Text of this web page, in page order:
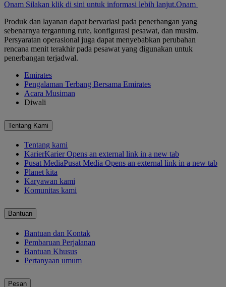
Onam Silakan klik di sini untuk informasi lebih lanjut.Onam
Produk dan layanan dapat bervariasi pada penerbangan yang
sebenarnya tergantung rute, konfigurasi pesawat, dan musim.
Persyaratan operasional juga dapat menyebabkan perubahan
rencana menit terakhir pada pesawat yang digunakan untuk
penerbangan terjadwal.
Emirates
Pengalaman Terbang Bersama Emirates
Acara Musiman
Diwali
Tentang Kami
Tentang kami
KarierKarier Opens an external link in a new tab
Pusat MediaPusat Media Opens an external link in a new tab
Planet kita
Karyawan kami
Komunitas kami
Bantuan
Bantuan dan Kontak
Pembaruan Perjalanan
Bantuan Khusus
Pertanyaan umum
Pesan